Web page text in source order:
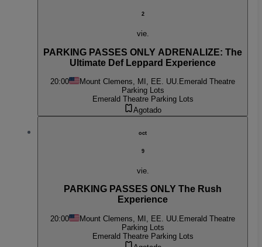
2
vie.
PARKING PASSES ONLY ADRENALIZE: The
Ultimate Def Leppard Experience
20:00 Mount Clemens, MI, EE. UU. Emerald Theatre
Parking Lots
Emerald Theatre Parking Lots
Agotado
oct
9
vie.
PARKING PASSES ONLY The Rush
Experience
20:00 Mount Clemens, MI, EE. UU. Emerald Theatre
Parking Lots
Emerald Theatre Parking Lots